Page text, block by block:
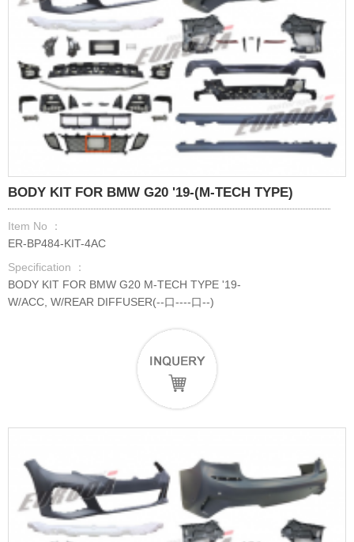
BODY KIT FOR BMW G20 '19-(M-TECH TYPE)
Item No ：
ER-BP484-KIT-4AC
Specification ：
BODY KIT FOR BMW G20 M-TECH TYPE '19-
W/ACC, W/REAR DIFFUSER(--口----口--)